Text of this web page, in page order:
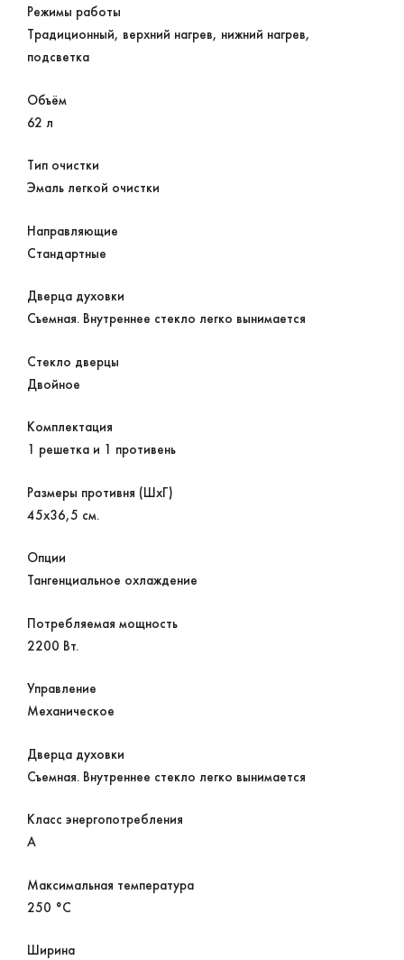
Режимы работы
Традиционный, верхний нагрев, нижний нагрев,
подсветка
Объём
62 л
Тип очистки
Эмаль легкой очистки
Направляющие
Стандартные
Дверца духовки
Съемная. Внутреннее стекло легко вынимается
Стекло дверцы
Двойное
Комплектация
1 решетка и 1 противень
Размеры противня (ШхГ)
45х36,5 см.
Опции
Тангенциальное охлаждение
Потребляемая мощность
2200 Вт.
Управление
Механическое
Дверца духовки
Съемная. Внутреннее стекло легко вынимается
Класс энергопотребления
А
Максимальная температура
250 °С
Ширина